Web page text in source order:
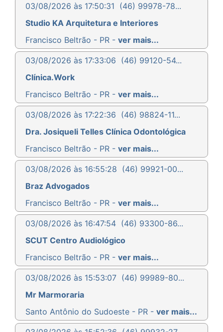
03/08/2026 às 17:50:31 (46) 99978-78...
Studio KA Arquitetura e Interiores
Francisco Beltrão - PR - ver mais...
03/08/2026 às 17:33:06 (46) 99120-54...
Clínica.Work
Francisco Beltrão - PR - ver mais...
03/08/2026 às 17:22:36 (46) 98824-11...
Dra. Josiqueli Telles Clínica Odontológica
Francisco Beltrão - PR - ver mais...
03/08/2026 às 16:55:28 (46) 99921-00...
Braz Advogados
Francisco Beltrão - PR - ver mais...
03/08/2026 às 16:47:54 (46) 93300-86...
SCUT Centro Audiológico
Francisco Beltrão - PR - ver mais...
03/08/2026 às 15:53:07 (46) 99989-80...
Mr Marmoraria
Santo Antônio do Sudoeste - PR - ver mais...